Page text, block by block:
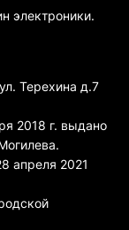
электроники.
Терехина д.7
2018 г. выдано
апреля 2021